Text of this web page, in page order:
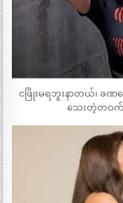
ငဖြိုးမရဘူးနာတယ်၊ ခဏ
သေးတဲ့တဝ